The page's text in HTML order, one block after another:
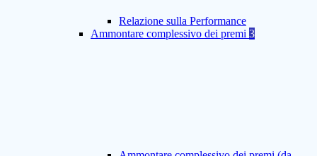
Relazione sulla Performance
Ammontare complessivo dei premi 3